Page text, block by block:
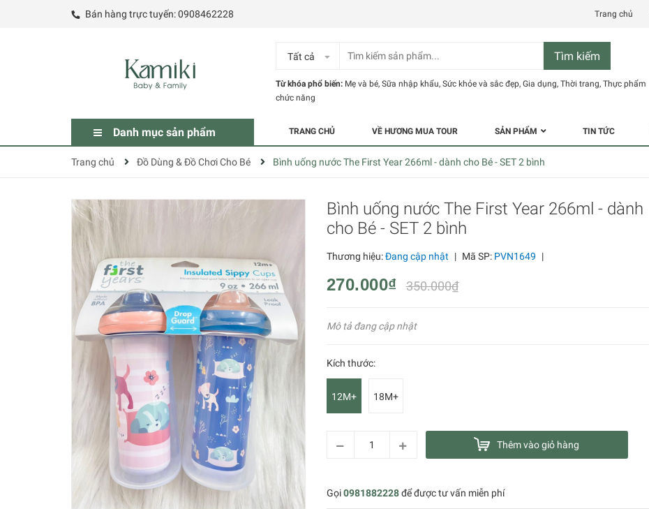
Bán hàng trực tuyến:0908462228 Trang chủ
Tất cả Tìm kiếm
Từ khóa phổ biến: Mẹ và bé, Sữa nhập khẩu, Sức khỏe và sắc đẹp, Gia dụng, Thời trang, Thực phẩm
chức năng
Danh mục sản phẩm TRANG CHỦ VỀ HƯƠNG MUA TOUR SẢN PHẨM TIN TỨC
Trang chủ Đồ Dùng & Đồ Chơi Cho Bé Bình uống nước The First Year 266ml - dành cho Bé - SET 2 bình
Bình uống nước The First Year 266ml - dành
cho Bé - SET 2 bình
Thương hiệu:Đang cập nhật | Mã SP: PVN1649 |
270.000₫ 350.000₫
Mô tả đang cập nhật
Kích thước:
12M+ 18M+
Thêm vào giỏ hàng
Gọi0981882228để được tư vấn miễn phí